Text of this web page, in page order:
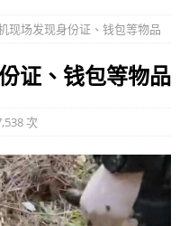
现场发现身份证、钱包等物品
证、钱包等物品
次